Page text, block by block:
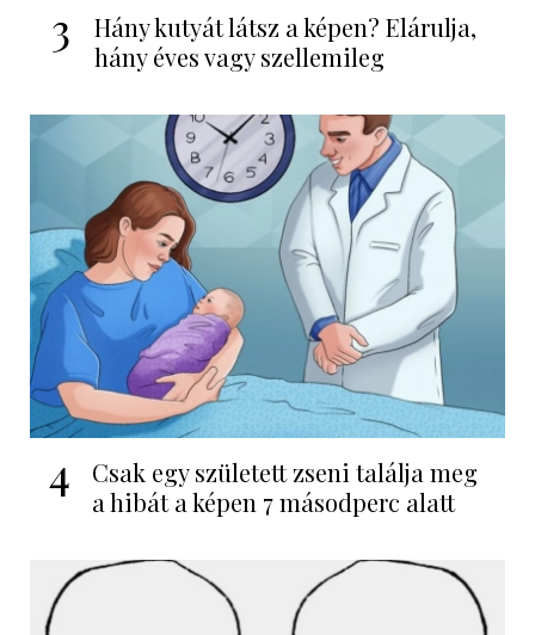
3
Hány kutyát látsz a képen? Elárulja,
hány éves vagy szellemileg
4
Csak egy született zseni találja meg
a hibát a képen 7 másodperc alatt